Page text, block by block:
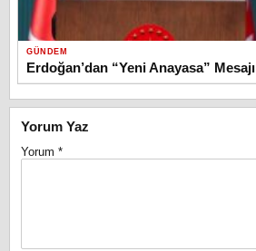
GÜNDEM
Erdoğan’dan “Yeni Anayasa” Mesajı
Yorum Yaz
Yorum *